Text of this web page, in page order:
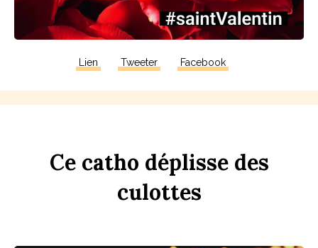
Lien Tweeter Facebook
Ce catho déplisse des
culottes